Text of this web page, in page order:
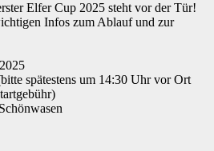
Elfer Cup 2025 steht vor der Tür!
Infos zum Ablauf und zur
spätestens um 14:30 Uhr vor Ort